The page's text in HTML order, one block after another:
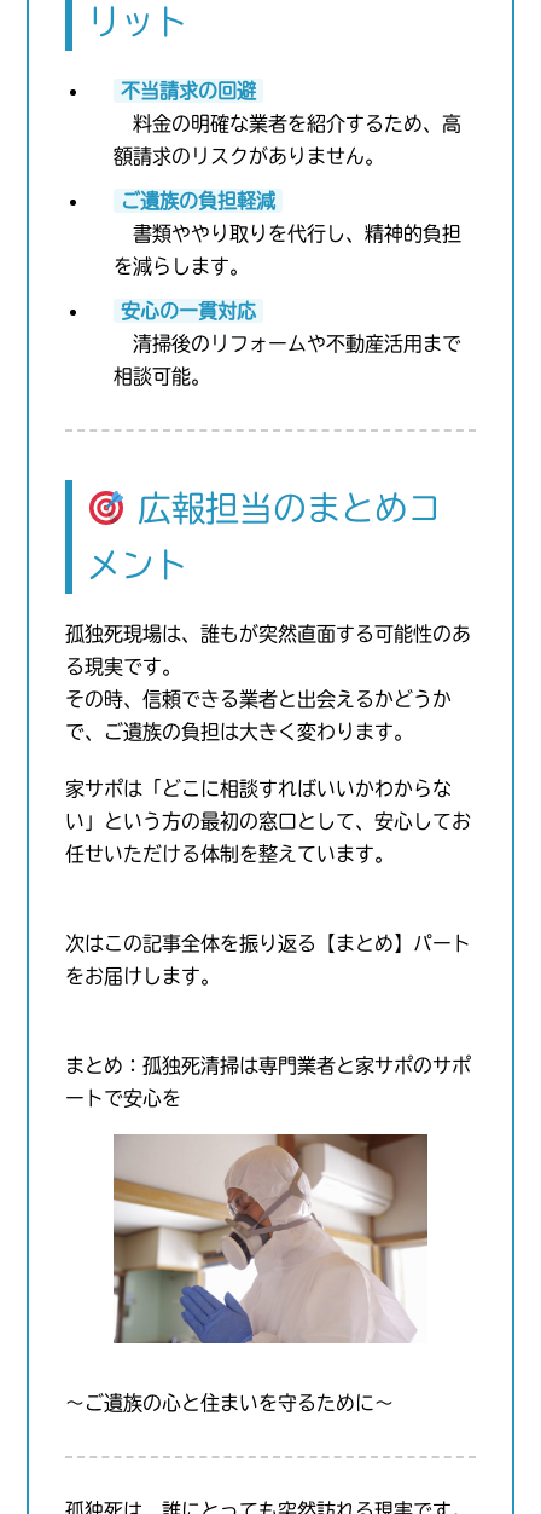
リット
不当請求の回避
料金の明確な業者を紹介するため、高
額請求のリスクがありません。
ご遺族の負担軽減
書類ややり取りを代行し、精神的負担
を減らします。
安心の一貫対応
清掃後のリフォームや不動産活用まで
相談可能。
広報担当のまとめコ
メント
孤独死現場は、誰もが突然直面する可能性のあ
る現実です。
その時、信頼できる業者と出会えるかどうか
で、ご遺族の負担は大きく変わります。
家サポは「どこに相談すればいいかわからな
い」という方の最初の窓口として、安心してお
任せいただける体制を整えています。
次はこの記事全体を振り返る【まとめ】パート
をお届けします。
まとめ：孤独死清掃は専門業者と家サポのサポ
ートで安心を
〜ご遺族の心と住まいを守るために〜